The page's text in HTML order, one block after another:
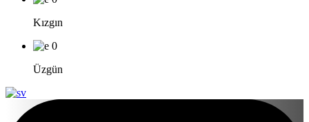
Kızgın
0
Üzgün